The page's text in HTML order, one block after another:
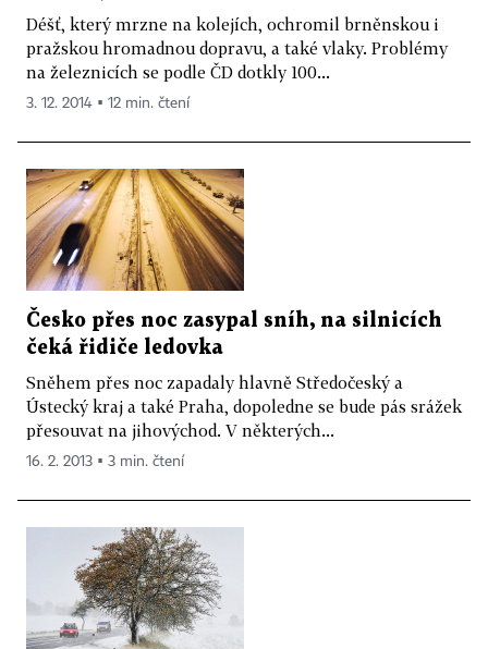
Déšť, který mrzne na kolejích, ochromil brněnskou i
pražskou hromadnou dopravu, a také vlaky. Problémy
na železnicích se podle ČD dotkly 100...
3. 12. 2014 ▪ 12 min. čtení
Česko přes noc zasypal sníh, na silnicích
čeká řidiče ledovka
Sněhem přes noc zapadaly hlavně Středočeský a
Ústecký kraj a také Praha, dopoledne se bude pás srážek
přesouvat na jihovýchod. V některých...
16. 2. 2013 ▪ 3 min. čtení